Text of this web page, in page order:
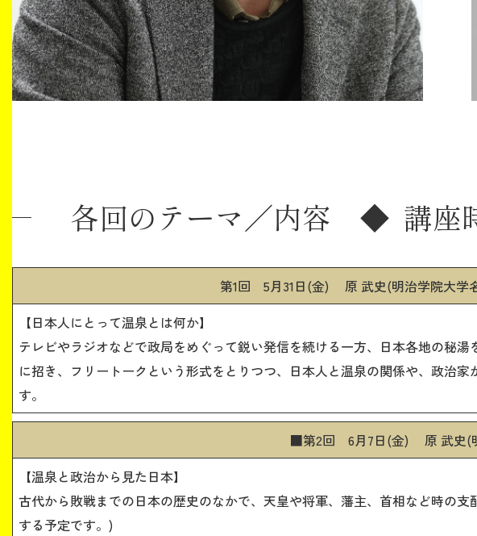
各回のテーマ／内容 ◆ 講座
第1回 5月31日(金) 原 武史(明治学院大学
【日本人にとって温泉とは何か】
テレビやラジオなどで政局をめぐって鋭い発信を続ける一方、日本各地の秘
に招き、フリートークという形式をとりつつ、日本人と温泉の関係や、政治
す。
■第2回 6月7日(金) 原 武史(
【温泉と政治から見た日本】
古代から敗戦までの日本の歴史のなかで、天皇や将軍、藩主、首相など時の
する予定です。)